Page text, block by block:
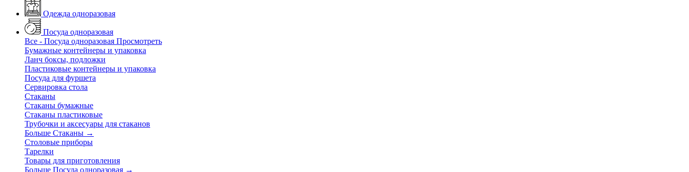
Одежда одноразовая
Посуда одноразовая
Все - Посуда одноразовая Просмотреть
Бумажные контейнеры и упаковка
Ланч боксы, подложки
Пластиковые контейнеры и упаковка
Посуда для фуршета
Сервировка стола
Стаканы
Стаканы бумажные
Стаканы пластиковые
Трубочки и аксесуары для стаканов
Больше Стаканы →
Столовые приборы
Тарелки
Товары для приготовления
Больше Посуда одноразовая →